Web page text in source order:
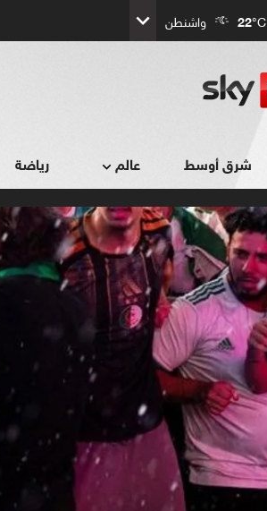
22°C واشنطن
شرق أوسط عالم رياضة